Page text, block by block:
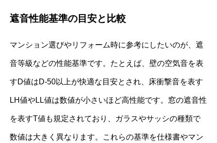
遮音性能基準の目安と比較
マンション選びやリフォーム時に参考にしたいのが、遮
音等級などの性能基準です。たとえば、壁の空気音を表
すD値はD-50以上が快適な目安とされ、床衝撃音を表す
LH値やLL値は数値が小さいほど高性能です。窓の遮音性
を表すT値も規定されており、ガラスやサッシの種類で
数値は大きく異なります。これらの基準を仕様書やマン